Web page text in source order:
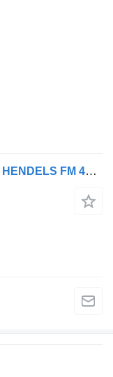
Volvo 22860384 // 21964930 KOLOM HENDELS FM 450 EURO 6 stuurkolomschakelaar voor vrachtwagen